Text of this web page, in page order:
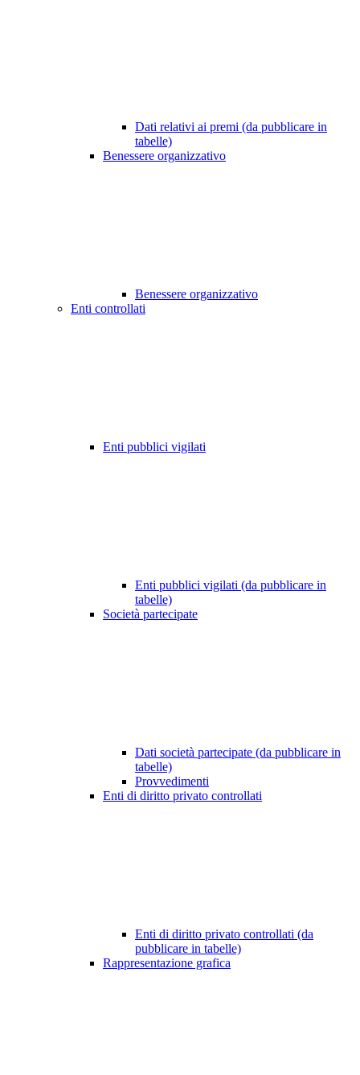
Dati relativi ai premi (da pubblicare in
tabelle)
Benessere organizzativo
Benessere organizzativo
Enti controllati
Enti pubblici vigilati
Enti pubblici vigilati (da pubblicare in
tabelle)
Società partecipate
Dati società partecipate (da pubblicare in
tabelle)
Provvedimenti
Enti di diritto privato controllati
Enti di diritto privato controllati (da
pubblicare in tabelle)
Rappresentazione grafica